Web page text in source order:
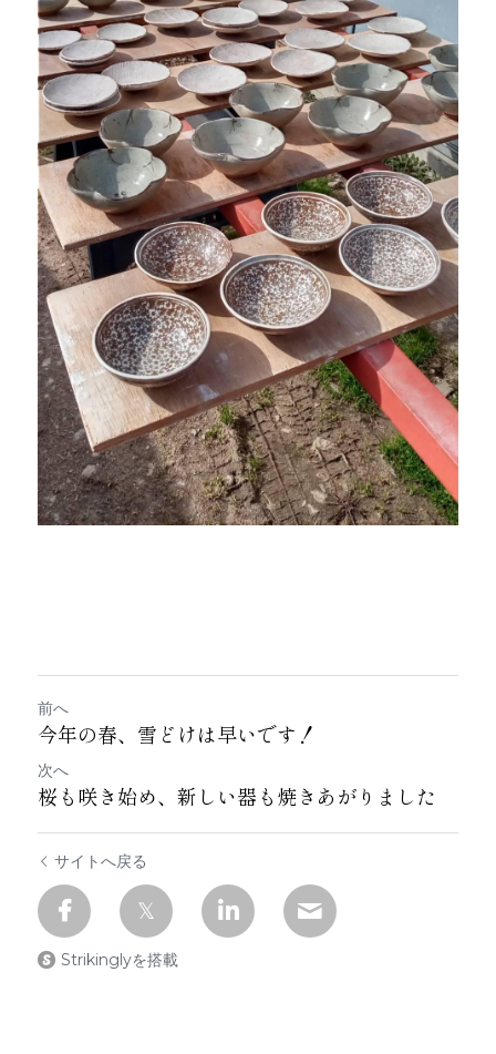
前へ
今年の春、雪どけは早いです！
次へ
桜も咲き始め、新しい器も焼きあがりました
サイトへ戻る
Strikinglyを搭載